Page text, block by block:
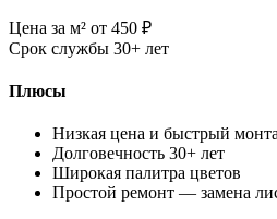
Цена за м² от 450 ₽
Срок службы 30+ лет
Плюсы
Низкая цена и быстрый
Долговечность 30+ лет
Широкая палитра цветов
Простой ремонт — замена